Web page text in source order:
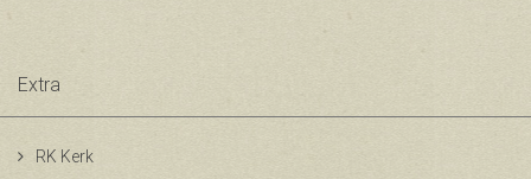
Extra
RK Kerk